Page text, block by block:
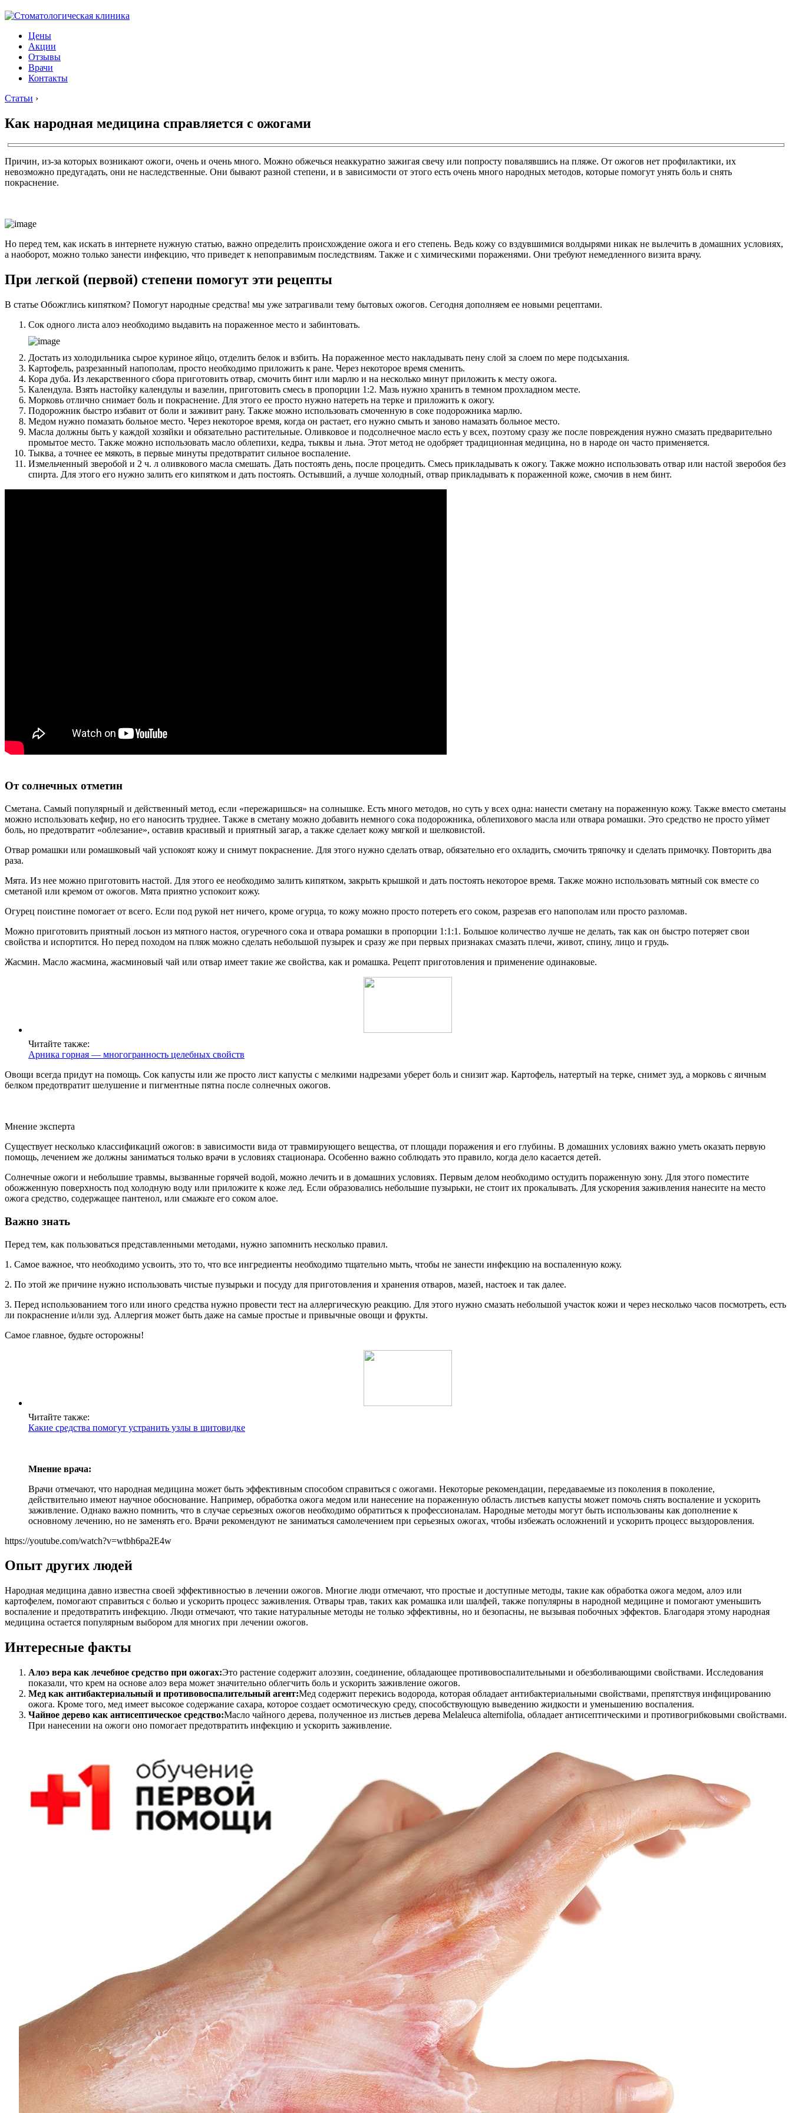
Цены
Акции
Отзывы
Врачи
Контакты
Статьи ›
Как народная медицина справляется с ожогами
Причин, из-за которых возникают ожоги, очень и очень много. Можно обжечься неаккуратно зажигая свечу или попросту повалявшись на пляже. От ожогов нет профилактики, их
невозможно предугадать, они не наследственные. Они бывают разной степени, и в зависимости от этого есть очень много народных методов, которые помогут унять боль и снять
покраснение.
Но перед тем, как искать в интернете нужную статью, важно определить происхождение ожога и его степень. Ведь кожу со вздувшимися волдырями никак не вылечить в домашних условиях,
а наоборот, можно только занести инфекцию, что приведет к непоправимым последствиям. Также и с химическими пораженями. Они требуют немедленного визита врачу.
При легкой (первой) степени помогут эти рецепты
В статье Обожглись кипятком? Помогут народные средства! мы уже затрагивали тему бытовых ожогов. Сегодня дополняем ее новыми рецептами.
Сок одного листа алоэ необходимо выдавить на пораженное место и забинтовать.
Достать из холодильника сырое куриное яйцо, отделить белок и взбить. На пораженное место накладывать пену слой за слоем по мере подсыхания.
Картофель, разрезанный напополам, просто необходимо приложить к ране. Через некоторое время сменить.
Кора дуба. Из лекарственного сбора приготовить отвар, смочить бинт или марлю и на несколько минут приложить к месту ожога.
Календула. Взять настойку календулы и вазелин, приготовить смесь в пропорции 1:2. Мазь нужно хранить в темном прохладном месте.
Морковь отлично снимает боль и покраснение. Для этого ее просто нужно натереть на терке и приложить к ожогу.
Подорожник быстро избавит от боли и заживит рану. Также можно использовать смоченную в соке подорожника марлю.
Медом нужно помазать больное место. Через некоторое время, когда он растает, его нужно смыть и заново намазать больное место.
Масла должны быть у каждой хозяйки и обязательно растительные. Оливковое и подсолнечное масло есть у всех, поэтому сразу же после повреждения нужно смазать предварительно
промытое место. Также можно использовать масло облепихи, кедра, тыквы и льна. Этот метод не одобряет традиционная медицина, но в народе он часто применяется.
Тыква, а точнее ее мякоть, в первые минуты предотвратит сильное воспаление.
Измельченный зверобой и 2 ч. л оливкового масла смешать. Дать постоять день, после процедить. Смесь прикладывать к ожогу. Также можно использовать отвар или настой зверобоя без
спирта. Для этого его нужно залить его кипятком и дать постоять. Остывший, а лучше холодный, отвар прикладывать к пораженной коже, смочив в нем бинт.
От солнечных отметин
Сметана. Самый популярный и действенный метод, если «пережаришься» на солнышке. Есть много методов, но суть у всех одна: нанести сметану на пораженную кожу. Также вместо сметаны
можно использовать кефир, но его наносить труднее. Также в сметану можно добавить немного сока подорожника, облепихового масла или отвара ромашки. Это средство не просто уймет
боль, но предотвратит «облезание», оставив красивый и приятный загар, а также сделает кожу мягкой и шелковистой.
Отвар ромашки или ромашковый чай успокоят кожу и снимут покраснение. Для этого нужно сделать отвар, обязательно его охладить, смочить тряпочку и сделать примочку. Повторить два
раза.
Мята. Из нее можно приготовить настой. Для этого ее необходимо залить кипятком, закрыть крышкой и дать постоять некоторое время. Также можно использовать мятный сок вместе со
сметаной или кремом от ожогов. Мята приятно успокоит кожу.
Огурец поистине помогает от всего. Если под рукой нет ничего, кроме огурца, то кожу можно просто потереть его соком, разрезав его напополам или просто разломав.
Можно приготовить приятный лосьон из мятного настоя, огуречного сока и отвара ромашки в пропорции 1:1:1. Большое количество лучше не делать, так как он быстро потеряет свои
свойства и испортится. Но перед походом на пляж можно сделать небольшой пузырек и сразу же при первых признаках смазать плечи, живот, спину, лицо и грудь.
Жасмин. Масло жасмина, жасминовый чай или отвар имеет такие же свойства, как и ромашка. Рецепт приготовления и применение одинаковые.
Читайте также:
Арника горная — многогранность целебных свойств
Овощи всегда придут на помощь. Сок капусты или же просто лист капусты с мелкими надрезами уберет боль и снизит жар. Картофель, натертый на терке, снимет зуд, а морковь с яичным
белком предотвратит шелушение и пигментные пятна после солнечных ожогов.
Мнение эксперта
Существует несколько классификаций ожогов: в зависимости вида от травмирующего вещества, от площади поражения и его глубины. В домашних условиях важно уметь оказать первую
помощь, лечением же должны заниматься только врачи в условиях стационара. Особенно важно соблюдать это правило, когда дело касается детей.
Солнечные ожоги и небольшие травмы, вызванные горячей водой, можно лечить и в домашних условиях. Первым делом необходимо остудить пораженную зону. Для этого поместите
обожженную поверхность под холодную воду или приложите к коже лед. Если образовались небольшие пузырьки, не стоит их прокалывать. Для ускорения заживления нанесите на место
ожога средство, содержащее пантенол, или смажьте его соком алое.
Важно знать
Перед тем, как пользоваться представленными методами, нужно запомнить несколько правил.
1. Самое важное, что необходимо усвоить, это то, что все ингредиенты необходимо тщательно мыть, чтобы не занести инфекцию на воспаленную кожу.
2. По этой же причине нужно использовать чистые пузырьки и посуду для приготовления и хранения отваров, мазей, настоек и так далее.
3. Перед использованием того или иного средства нужно провести тест на аллергическую реакцию. Для этого нужно смазать небольшой участок кожи и через несколько часов посмотреть, есть
ли покраснение и/или зуд. Аллергия может быть даже на самые простые и привычные овощи и фрукты.
Самое главное, будьте осторожны!
Читайте также:
Какие средства помогут устранить узлы в щитовидке
Мнение врача:
Врачи отмечают, что народная медицина может быть эффективным способом справиться с ожогами. Некоторые рекомендации, передаваемые из поколения в поколение,
действительно имеют научное обоснование. Например, обработка ожога медом или нанесение на пораженную область листьев капусты может помочь снять воспаление и ускорить
заживление. Однако важно помнить, что в случае серьезных ожогов необходимо обратиться к профессионалам. Народные методы могут быть использованы как дополнение к
основному лечению, но не заменять его. Врачи рекомендуют не заниматься самолечением при серьезных ожогах, чтобы избежать осложнений и ускорить процесс выздоровления.
https://youtube.com/watch?v=wtbh6pa2E4w
Опыт других людей
Народная медицина давно известна своей эффективностью в лечении ожогов. Многие люди отмечают, что простые и доступные методы, такие как обработка ожога медом, алоэ или
картофелем, помогают справиться с болью и ускорить процесс заживления. Отвары трав, таких как ромашка или шалфей, также популярны в народной медицине и помогают уменьшить
воспаление и предотвратить инфекцию. Люди отмечают, что такие натуральные методы не только эффективны, но и безопасны, не вызывая побочных эффектов. Благодаря этому народная
медицина остается популярным выбором для многих при лечении ожогов.
Интересные факты
Алоэ вера как лечебное средство при ожогах:Это растение содержит алоэзин, соединение, обладающее противовоспалительными и обезболивающими свойствами. Исследования
показали, что крем на основе алоэ вера может значительно облегчить боль и ускорить заживление ожогов.
Мед как антибактериальный и противовоспалительный агент:Мед содержит перекись водорода, которая обладает антибактериальными свойствами, препятствуя инфицированию
ожога. Кроме того, мед имеет высокое содержание сахара, которое создает осмотическую среду, способствующую выведению жидкости и уменьшению воспаления.
Чайное дерево как антисептическое средство:Масло чайного дерева, полученное из листьев дерева Melaleuca alternifolia, обладает антисептическими и противогрибковыми свойствами.
При нанесении на ожоги оно помогает предотвратить инфекцию и ускорить заживление.